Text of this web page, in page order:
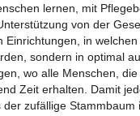
lernen, mit
von der
Einrichtungen, in
sondern in optimal
wo alle Menschen,
Zeit erhalten. Damit
zufällige Stammbaum